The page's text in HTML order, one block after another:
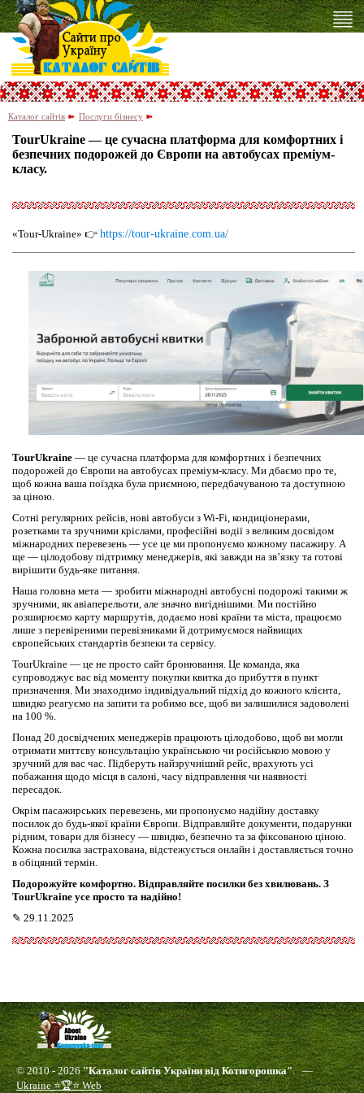
Каталог сайтів ➽ Послуги бізнесу ➽
TourUkraine — це сучасна платформа для комфортних і
безпечних подорожей до Європи на автобусах преміум-
класу.
«Tour-Ukraine» 👉 https://tour-ukraine.com.ua/
TourUkraine — це сучасна платформа для комфортних і безпечних
подорожей до Європи на автобусах преміум-класу. Ми дбаємо про те,
щоб кожна ваша поїздка була приємною, передбачуваною та доступною
за ціною.
Сотні регулярних рейсів, нові автобуси з Wi-Fi, кондиціонерами,
розетками та зручними кріслами, професійні водії з великим досвідом
міжнародних перевезень — усе це ми пропонуємо кожному пасажиру. А
ще — цілодобову підтримку менеджерів, які завжди на зв’язку та готові
вирішити будь-яке питання.
Наша головна мета — зробити міжнародні автобусні подорожі такими ж
зручними, як авіаперельоти, але значно вигіднішими. Ми постійно
розширюємо карту маршрутів, додаємо нові країни та міста, працюємо
лише з перевіреними перевізниками й дотримуємося найвищих
європейських стандартів безпеки та сервісу.
TourUkraine — це не просто сайт бронювання. Це команда, яка
супроводжує вас від моменту покупки квитка до прибуття в пункт
призначення. Ми знаходимо індивідуальний підхід до кожного клієнта,
швидко реагуємо на запити та робимо все, щоб ви залишилися задоволені
на 100 %.
Понад 20 досвідчених менеджерів працюють цілодобово, щоб ви могли
отримати миттєву консультацію українською чи російською мовою у
зручний для вас час. Підберуть найзручніший рейс, врахують усі
побажання щодо місця в салоні, часу відправлення чи наявності
пересадок.
Окрім пасажирських перевезень, ми пропонуємо надійну доставку
посилок до будь-якої країни Європи. Відправляйте документи, подарунки
рідним, товари для бізнесу — швидко, безпечно та за фіксованою ціною.
Кожна посилка застрахована, відстежується онлайн і доставляється точно
в обіцяний термін.
Подорожуйте комфортно. Відправляйте посилки без хвилювань. З
TourUkraine усе просто та надійно!
✎ 29.11.2025
© 2010 - 2026"Каталог сайтів України від Котигорошка". —
Ukraine ⭐🏆⭐ Web